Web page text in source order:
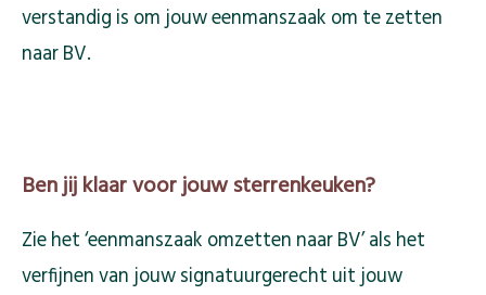
verstandig is om jouw eenmanszaak om te zetten
naar BV.
Ben jij klaar voor jouw sterrenkeuken?
Zie het ‘eenmanszaak omzetten naar BV’ als het
verfijnen van jouw signatuurgerecht uit jouw